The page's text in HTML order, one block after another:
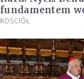
fundamentem
KOŚCIÓŁ